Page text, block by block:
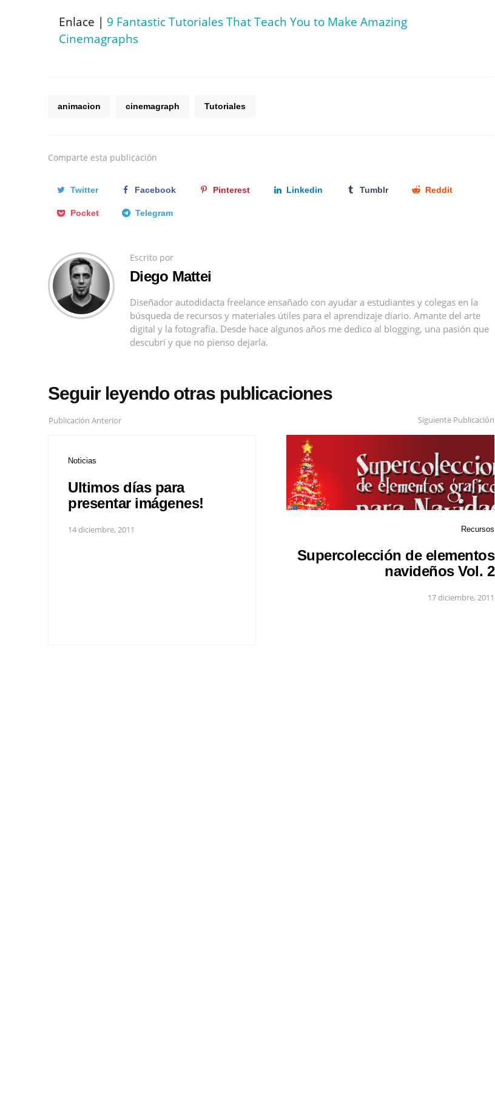
Enlace | 9 Fantastic Tutoriales That Teach You to Make Amazing
Cinemagraphs
animacion cinemagraph Tutoriales
Comparte esta publicación
Twitter Facebook Pinterest Linkedin Tumblr Reddit
Pocket Telegram
Escrito por
Diego Mattei
Diseñador autodidacta freelance ensañado con ayudar a estudiantes y colegas en la
búsqueda de recursos y materiales útiles para el aprendizaje diario. Amante del arte
digital y la fotografía. Desde hace algunos años me dedico al blogging, una pasión que
descubrí y que no pienso dejarla.
Seguir leyendo otras publicaciones
Publicación Anterior
Noticias
Ultimos días para
presentar imágenes!
14 diciembre, 2011
Siguiente Publicación
Recursos
Supercolección de elementos
navideños Vol. 2
17 diciembre, 2011